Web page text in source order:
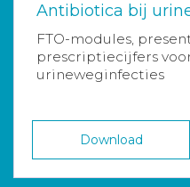
Antibiotica bij
FTO-modules,
prescriptiecijfers
urineweginfecties
Download